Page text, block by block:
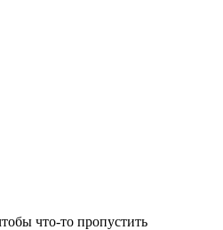
что-то пропустить